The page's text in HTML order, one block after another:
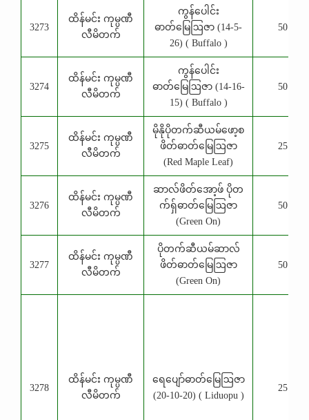
3273
ထိန်မင်း ကုမ္ပဏီ
လီမိတက်
ကွန်ပေါင်း
ဓာတ်မြေဩဇာ (14-5-
26) ( Buffalo )
50 Kg
3274
ထိန်မင်း ကုမ္ပဏီ
လီမိတက်
ကွန်ပေါင်း
ဓာတ်မြေဩဇာ (14-16-
15) ( Buffalo )
50 Kg
3275
ထိန်မင်း ကုမ္ပဏီ
လီမိတက်
မိုနိုပိုတက်ဆီယမ်ဖော့စ
ဖိတ်ဓာတ်မြေဩဇာ
(Red Maple Leaf)
25 Kg
3276
ထိန်မင်း ကုမ္ပဏီ
လီမိတက်
ဆာလ်ဖိတ်အော့ဖ် ပိုတ
က်ရှ်ဓာတ်မြေဩဇာ
(Green On)
50 Kg
3277
ထိန်မင်း ကုမ္ပဏီ
လီမိတက်
ပိုတက်ဆီယမ်ဆာလ်
ဖိတ်ဓာတ်မြေဩဇာ
(Green On)
50 Kg
3278
ထိန်မင်း ကုမ္ပဏီ
လီမိတက်
ရေပျော်ဓာတ်မြေဩဇာ
(20-10-20) ( Liduopu )
25 Kg